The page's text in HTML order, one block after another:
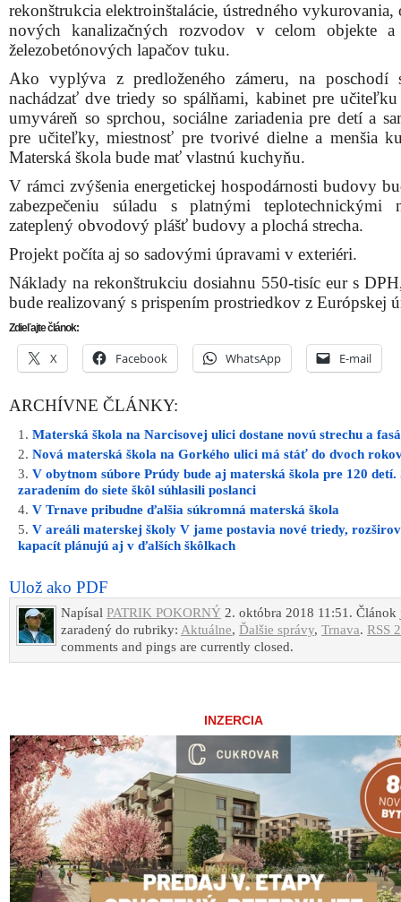
rekonštrukcia elektroinštalácie, ústredného vykurovania,
nových kanalizačných rozvodov v celom objekte
železobetónových lapačov tuku.
Ako vyplýva z predloženého zámeru, na poschodí
nachádzať dve triedy so spálňami, kabinet pre
umyváreň so sprchou, sociálne zariadenia pre detí a
pre učiteľky, miestnosť pre tvorivé dielne a menšia
Materská škola bude mať vlastnú kuchyňu.
V rámci zvýšenia energetickej hospodárnosti budovy
zabezpečeniu súladu s platnými teplotechnickými
zateplený obvodový plášť budovy a plochá strecha.
Projekt počíta aj so sadovými úpravami v exteriéri.
Náklady na rekonštrukciu dosiahnu 550-tisíc eur s
bude realizovaný s prispením prostriedkov z Európskej
Zdieľajte článok:
X Facebook WhatsApp E-mail
ARCHÍVNE ČLÁNKY:
Materská škola na Narcisovej ulici dostane novú strechu a
Nová materská škola na Gorkého ulici má stáť do dvoch
V obytnom súbore Prúdy bude aj materská škola pre 120 detí.
zaradením do siete škôl súhlasili poslanci
V Trnave pribudne ďalšia súkromná materská škola
V areáli materskej školy V jame postavia nové triedy,
kapacít plánujú aj v ďalších škôlkach
Ulož ako PDF
Napísal PATRIK POKORNÝ 2. októbra 2018 11:51. Článok
zaradený do rubriky: Aktuálne, Ďalšie správy, Trnava. RSS
comments and pings are currently closed.
INZERCIA